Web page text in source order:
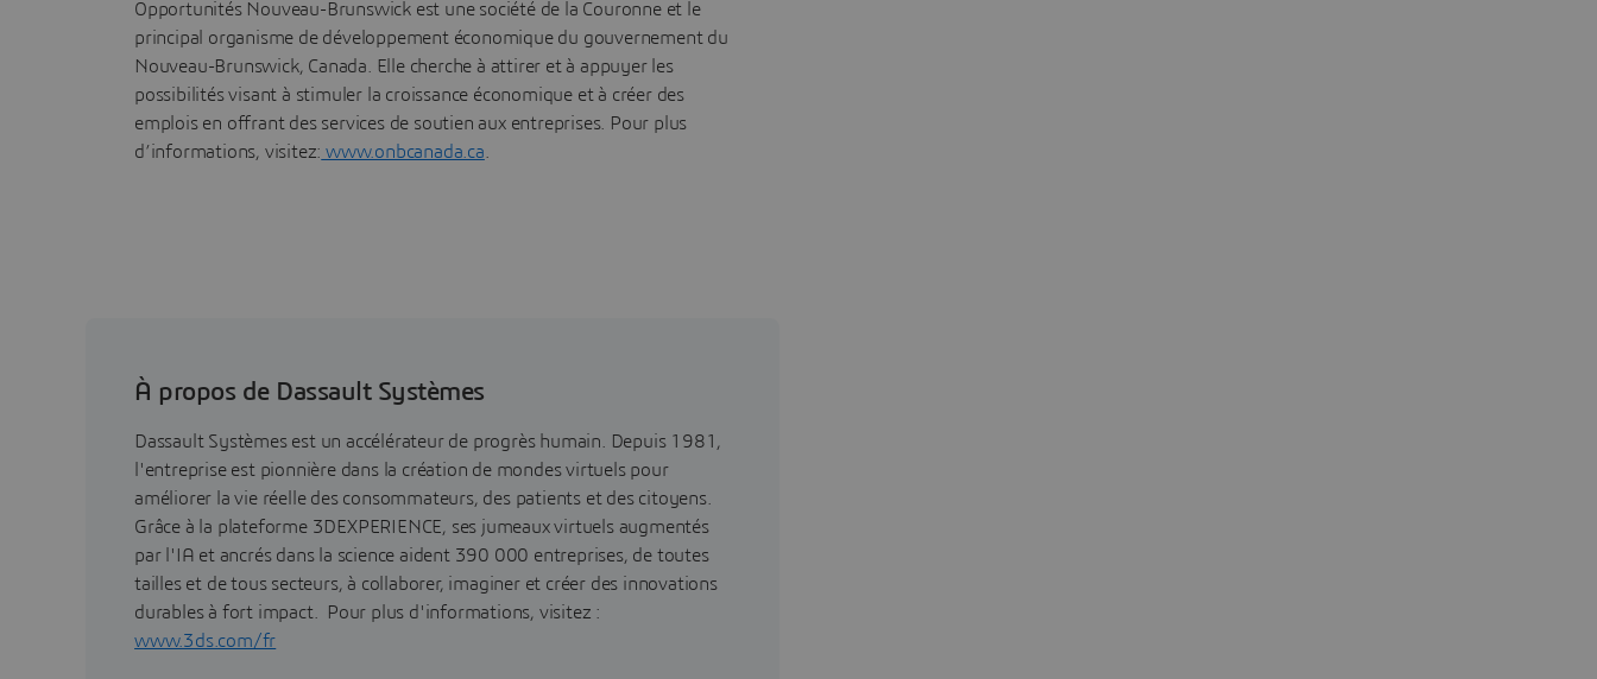
Opportunités Nouveau-Brunswick est une société de la Couronne et le
principal organisme de développement économique du gouvernement du
Nouveau-Brunswick, Canada. Elle cherche à attirer et à appuyer les
possibilités visant à stimuler la croissance économique et à créer des
emplois en offrant des services de soutien aux entreprises. Pour plus
d’informations, visitez: www.onbcanada.ca
À propos de Dassault Systèmes
Dassault Systèmes est un accélérateur de progrès humain. Depuis 1981,
l'entreprise est pionnière dans la création de mondes virtuels pour
améliorer la vie réelle des consommateurs, des patients et des citoyens.
Grâce à la plateforme 3DEXPERIENCE, ses jumeaux virtuels augmentés
par l'IA et ancrés dans la science aident 390 000 entreprises, de toutes
tailles et de tous secteurs, à collaborer, imaginer et créer des innovations
durables à fort impact. Pour plus d'informations, visitez :
www.3ds.com/fr